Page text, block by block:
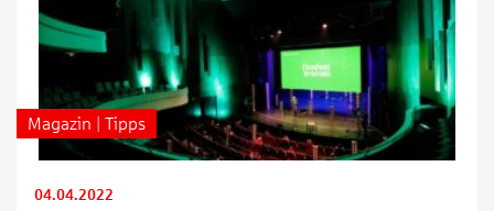
Magazin | Tipps
04.04.2022